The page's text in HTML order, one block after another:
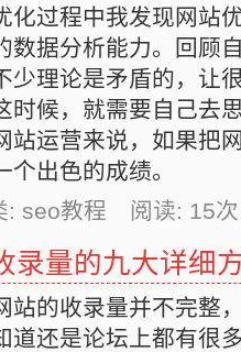
化过程中我发现网站
数据分析能力。回顾
少理论是矛盾的，让
时候，就需要自己去
站运营来说，如果把
个出色的成绩。
: seo教程 阅读: 15
录量的九大详细
站的收录量并不完整
道还是论坛上都有很